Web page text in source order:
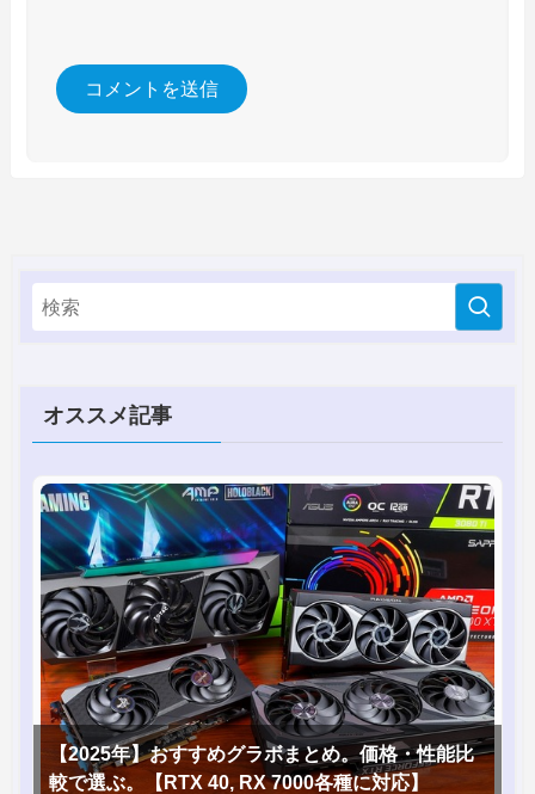
オススメ記事
【2025年】おすすめグラボまとめ。価格・性能比
較で選ぶ。【RTX 40, RX 7000各種に対応】